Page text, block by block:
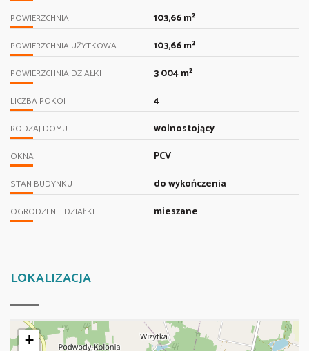
POWIERZCHNIA 103,66 m²
POWIERZCHNIA UŻYTKOWA 103,66 m²
POWIERZCHNIA DZIAŁKI 3 004 m²
LICZBA POKOI 4
RODZAJ DOMU wolnostojący
OKNA PCV
STAN BUDYNKU do wykończenia
OGRODZENIE DZIAŁKI mieszane
LOKALIZACJA
+